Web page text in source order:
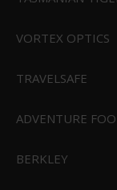
Sealskinz Womens
359,00 DKK
VORTEX OPTICS
TRAVELSAFE
ADVENTURE
BERKLEY